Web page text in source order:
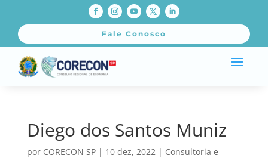
Fale Conosco
Diego dos Santos Muniz
por CORECON SP| 10 dez, 2022 | Consultoria e